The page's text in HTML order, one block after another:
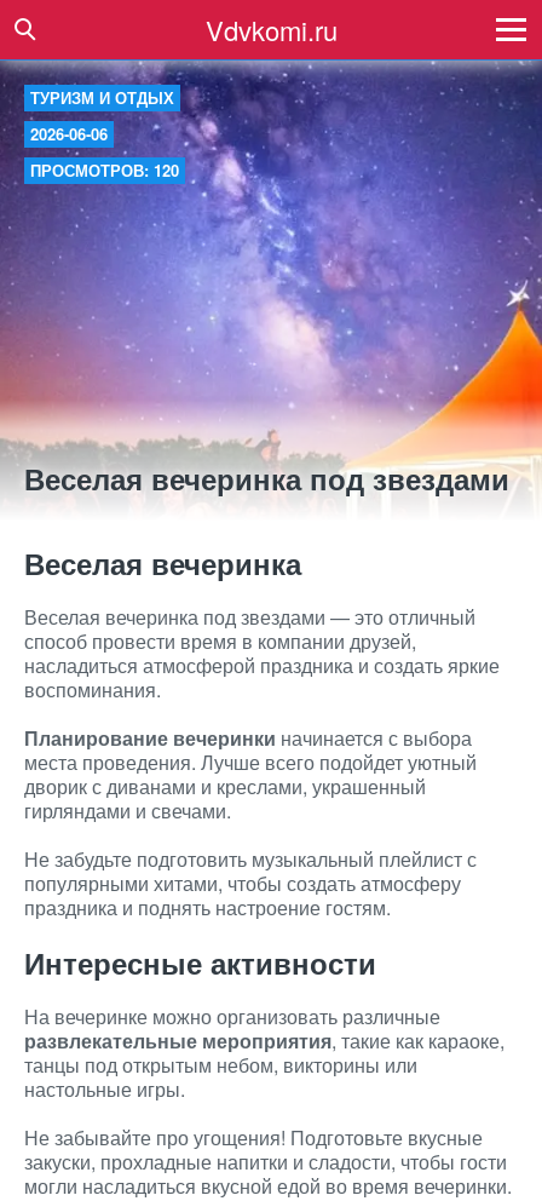
Vdvkomi.ru
ТУРИЗМ И ОТДЫХ
2026-06-06
ПРОСМОТРОВ: 120
Веселая вечеринка под звездами
Веселая вечеринка
Веселая вечеринка под звездами — это отличный
способ провести время в компании друзей,
насладиться атмосферой праздника и создать яркие
воспоминания.
Планирование вечеринки начинается с выбора
места проведения. Лучше всего подойдет уютный
дворик с диванами и креслами, украшенный
гирляндами и свечами.
Не забудьте подготовить музыкальный плейлист с
популярными хитами, чтобы создать атмосферу
праздника и поднять настроение гостям.
Интересные активности
На вечеринке можно организовать различные
развлекательные мероприятия, такие как караоке,
танцы под открытым небом, викторины или
настольные игры.
Не забывайте про угощения! Подготовьте вкусные
закуски, прохладные напитки и сладости, чтобы гости
могли насладиться вкусной едой во время вечеринки.